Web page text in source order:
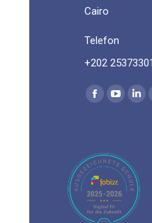
Cairo
Telefon
+202
Find us on:
Facebook
in
new
window
in
new
window
new